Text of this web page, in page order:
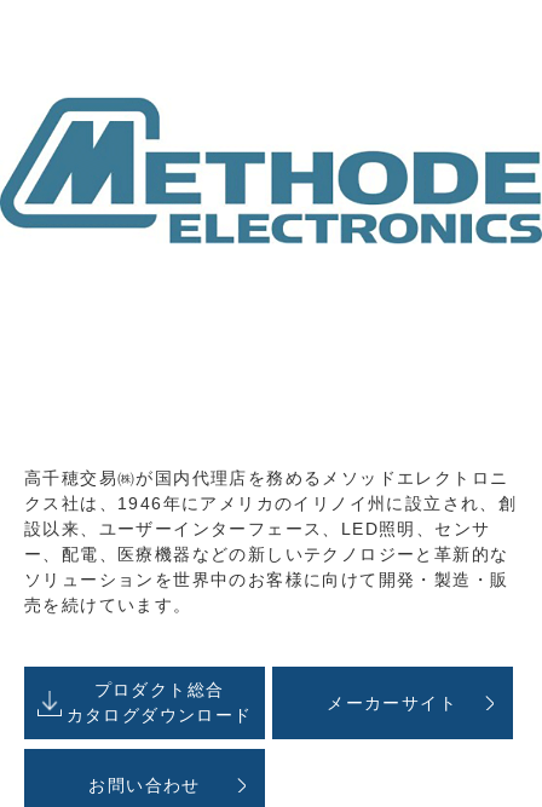
高千穂交易㈱が国内代理店を務めるメソッドエレクトロニ
クス社は、1946年にアメリカのイリノイ州に設立され、創
設以来、ユーザーインターフェース、LED照明、センサ
ー、配電、医療機器などの新しいテクノロジーと革新的な
ソリューションを世界中のお客様に向けて開発・製造・販
売を続けています。
プロダクト総合
カタログダウンロード
メーカーサイト
お問い合わせ